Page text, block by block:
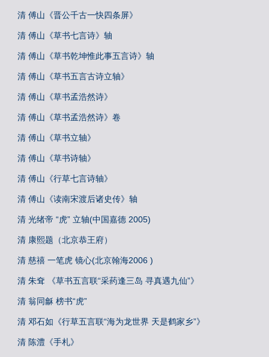
清 傅山《晋公千古一快四条屏》
清 傅山《草书七言诗》轴
清 傅山《草书乾坤惟此事五言诗》轴
清 傅山《草书五言古诗立轴》
清 傅山《草书孟浩然诗》
清 傅山《草书孟浩然诗》卷
清 傅山《草书立轴》
清 傅山《草书诗轴》
清 傅山《行草七言诗轴》
清 傅山《读南宋渡后诸史传》轴
清 光绪帝 “虎” 立轴(中国嘉德 2005)
清 康熙题（北京恭王府）
清 慈禧 一笔虎 镜心(北京翰海2006 )
清 朱耷 《草书五言联“采药逢三岛 寻真遇九仙”》
清 翁同龢 榜书“虎”
清 邓石如《行草五言联“海为龙世界 天是鹤家乡”》
清 陈澧《手札》